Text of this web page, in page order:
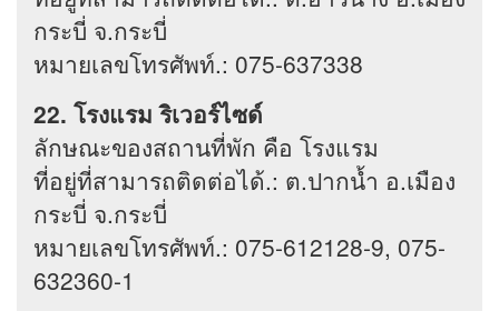
กระบี่ จ.กระบี่
หมายเลขโทรศัพท์.: 075-637338
22. โรงแรม ริเวอร์ไซด์
ลักษณะของสถานที่พัก คือ โรงแรม
ที่อยู่ที่สามารถติดต่อได้.: ต.ปากน้ำ อ.เมือง
กระบี่ จ.กระบี่
หมายเลขโทรศัพท์.: 075-612128-9, 075-
632360-1